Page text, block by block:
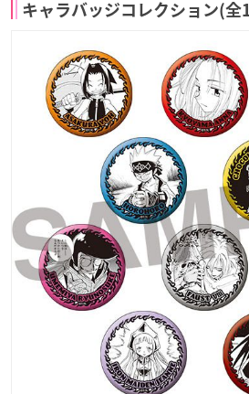
キャラバッジコレクション(